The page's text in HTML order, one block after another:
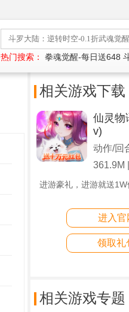
热门搜索： 拳魂觉醒-每日送648
相关游戏下载
仙灵物
v)
动作/回
361.9M |
进游豪礼，进游就送
进入官
领取礼
相关游戏专题